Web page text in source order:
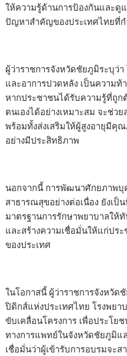
ให้ความรู้ด้านการป้องกันและดู
ปัญหาสำคัญของประเทศไทยที่ก
ผู้ว่าราชการจังหวัดชัยภูมิระบุว่
และอาการปวดหลัง เป็นความ
หากประชาชนได้รับความรู้ที่ถู
ตนเองได้อย่างเหมาะสม จะช่ว
พร้อมทั้งส่งเสริมให้ผู้สูงอายุมีคุ
อย่างมีประสิทธิภาพ
นอกจากนี้ การพัฒนาศักยภาพบุ
สาธารณสุขอย่างต่อเนื่อง ยังเ
มาตรฐานการรักษาพยาบาลให้
และสร้างความเชื่อมั่นให้แก่ปร
ของประเทศ
ในโอกาสนี้ ผู้ว่าราชการจังหวั
ปิดิกส์แห่งประเทศไทย โรงพย
ขับเคลื่อนโครงการ เพื่อประโย
ทางการแพทย์ในจังหวัดชัยภูมิแ
เชื่อมั่นว่าผู้เข้ารับการอบรมจะ